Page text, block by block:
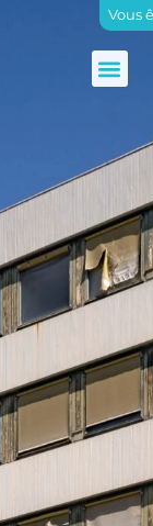
Vous